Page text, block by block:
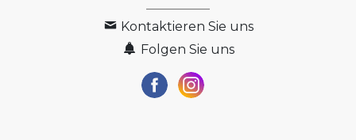
Kontaktieren Sie uns
Folgen Sie uns